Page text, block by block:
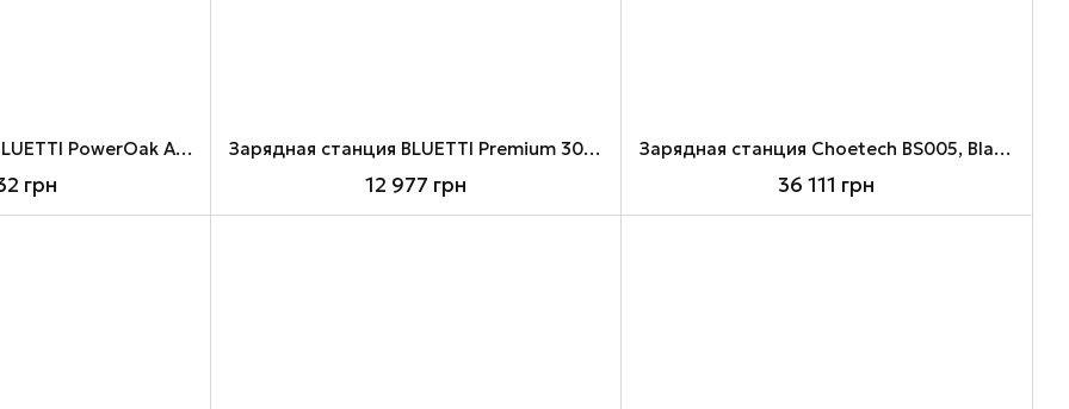
Зарядная станция BLUETTI PowerOak AC70P, Black, 1000 Вт / 864 Вт/ч
грн
Зарядная станция BLUETTI Premium 30 V2, Black, 600 Вт / 320 Вт/ч
12 977 грн
Зарядная станция Choetech BS005, Black, 1200 Вт / 1024 Вт/ч
36 111 грн